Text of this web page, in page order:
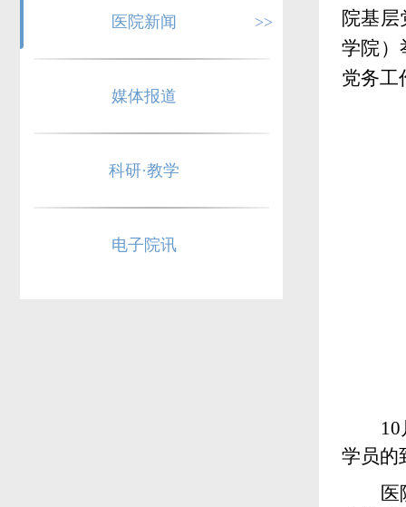
医院新闻 >>
媒体报道
科研·教学
电子院讯
院基层
学院）
党务工
学员的
医